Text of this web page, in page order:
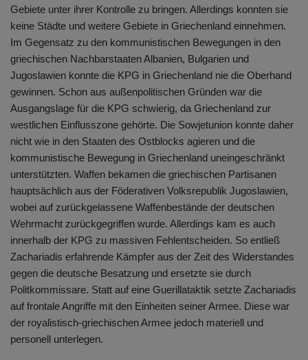
Gebiete unter ihrer Kontrolle zu bringen. Allerdings konnten sie
keine Städte und weitere Gebiete in Griechenland einnehmen.
Im Gegensatz zu den kommunistischen Bewegungen in den
griechischen Nachbarstaaten Albanien, Bulgarien und
Jugoslawien konnte die KPG in Griechenland nie die Oberhand
gewinnen. Schon aus außenpolitischen Gründen war die
Ausgangslage für die KPG schwierig, da Griechenland zur
westlichen Einflusszone gehörte. Die Sowjetunion konnte daher
nicht wie in den Staaten des Ostblocks agieren und die
kommunistische Bewegung in Griechenland uneingeschränkt
unterstützten. Waffen bekamen die griechischen Partisanen
hauptsächlich aus der Föderativen Volksrepublik Jugoslawien,
wobei auf zurückgelassene Waffenbestände der deutschen
Wehrmacht zurückgegriffen wurde. Allerdings kam es auch
innerhalb der KPG zu massiven Fehlentscheiden. So entließ
Zachariadis erfahrende Kämpfer aus der Zeit des Widerstandes
gegen die deutsche Besatzung und ersetzte sie durch
Politkommissare. Statt auf eine Guerillataktik setzte Zachariadis
auf frontale Angriffe mit den Einheiten seiner Armee. Diese war
der royalistisch-griechischen Armee jedoch materiell und
personell unterlegen.